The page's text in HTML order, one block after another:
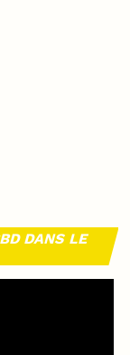
DANS LE